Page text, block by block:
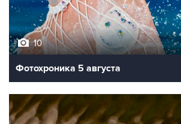
10
Фотохроника 5 августа